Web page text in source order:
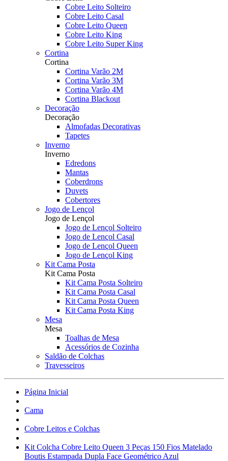
Cobre Leito Solteiro
Cobre Leito Casal
Cobre Leito Queen
Cobre Leito King
Cobre Leito Super King
Cortina
Cortina
Cortina Varão 2M
Cortina Varão 3M
Cortina Varão 4M
Cortina Blackout
Decoração
Decoração
Almofadas Decorativas
Tapetes
Inverno
Inverno
Edredons
Mantas
Coberdrons
Duvets
Cobertores
Jogo de Lençol
Jogo de Lençol
Jogo de Lençol Solteiro
Jogo de Lençol Casal
Jogo de Lençol Queen
Jogo de Lençol King
Kit Cama Posta
Kit Cama Posta
Kit Cama Posta Solteiro
Kit Cama Posta Casal
Kit Cama Posta Queen
Kit Cama Posta King
Mesa
Mesa
Toalhas de Mesa
Acessórios de Cozinha
Saldão de Colchas
Travesseiros
Página Inicial
Cama
Cobre Leitos e Colchas
Kit Colcha Cobre Leito Queen 3 Peças 150 Fios Matelado
Boutis Estampada Dupla Face Geométrico Azul